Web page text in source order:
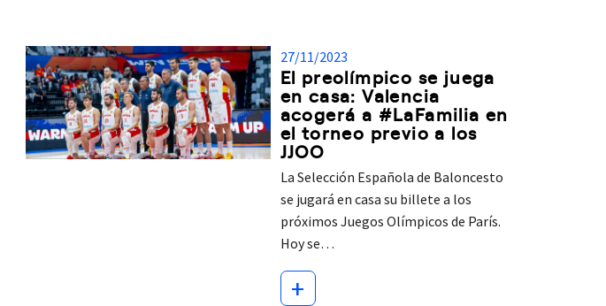
27/11/2023
El preolímpico se juega
en casa: Valencia
acogerá a #LaFamilia en
el torneo previo a los
JJOO
La Selección Española de Baloncesto
se jugará en casa su billete a los
próximos Juegos Olímpicos de París.
Hoy se…
+